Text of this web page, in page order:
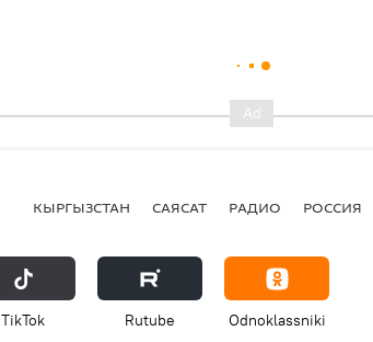
КЫРГЫЗСТАН САЯСАТ РАДИО РОССИЯ
ТikТоk Rutube Odnoklassniki